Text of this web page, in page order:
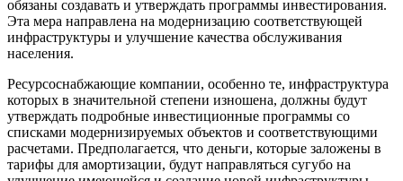
обязаны создавать и утверждать программы инвестирования.
Эта мера направлена на модернизацию соответствующей
инфраструктуры и улучшение качества обслуживания
населения.
Ресурсоснабжающие компании, особенно те, инфраструктура
которых в значительной степени изношена, должны будут
утверждать подробные инвестиционные программы со
списками модернизируемых объектов и соответствующими
расчетами. Предполагается, что деньги, которые заложены в
тарифы для амортизации, будут направляться сугубо на